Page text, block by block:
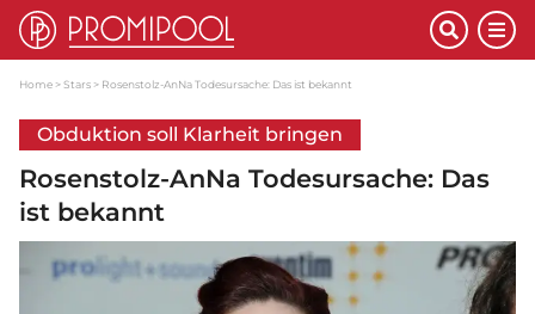
Home Stars Rosenstolz-AnNa Todesursache: Das ist bekannt
Obduktion soll Klarheit bringen
Rosenstolz-AnNa Todesursache: Das
ist bekannt